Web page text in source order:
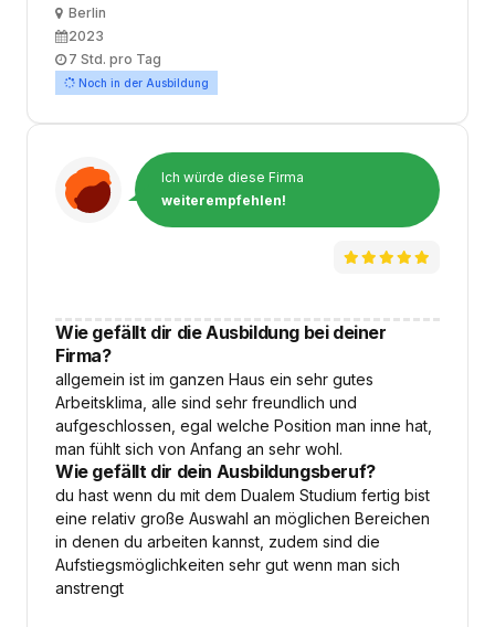
OrtBerlin
Ausbildungsbeginn
2023
Arbeitszeit
7 Std. pro Tag
Noch in der Ausbildung
Ich würde diese Firma
weiterempfehlen!
Wie gefällt dir die Ausbildung bei deiner
Firma?
allgemein ist im ganzen Haus ein sehr gutes
Arbeitsklima, alle sind sehr freundlich und
aufgeschlossen, egal welche Position man inne hat,
man fühlt sich von Anfang an sehr wohl.
Wie gefällt dir dein Ausbildungsberuf?
du hast wenn du mit dem Dualem Studium fertig bist
eine relativ große Auswahl an möglichen Bereichen
in denen du arbeiten kannst, zudem sind die
Aufstiegsmöglichkeiten sehr gut wenn man sich
anstrengt